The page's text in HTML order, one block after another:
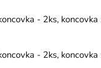
- 2ks,
- 2ks,